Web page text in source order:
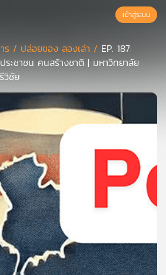
เข้าสู่ระบบ
ร / ปล่อยของ ลองเล่า / EP. 187:
ะชาชน คนสร้างชาติ | มหาวิทยาลัย
วิชัย